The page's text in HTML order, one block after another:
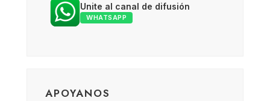
Unite al canal de difusión
WHATSAPP
APOYANOS